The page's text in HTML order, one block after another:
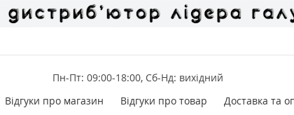
Пн-Пт: 09:00-18:00, Сб-Нд: вихідний
Відгуки про магазин Відгуки про товар Доставка та